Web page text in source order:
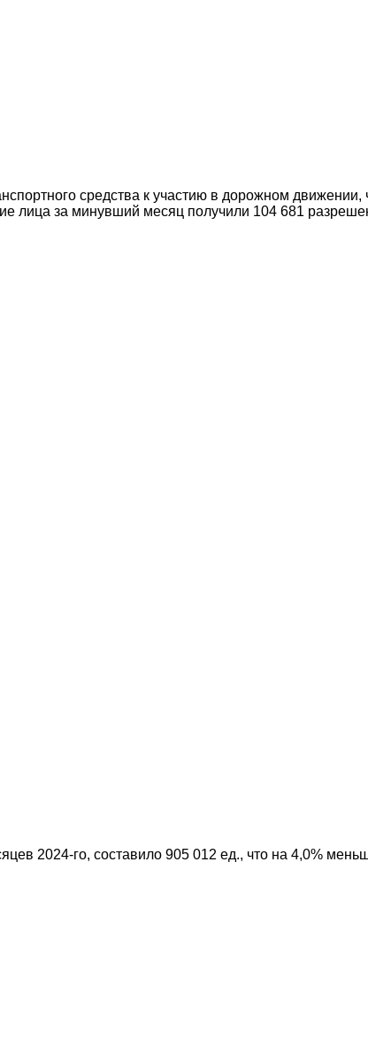
средства к участию в дорожном
лица за минувший месяц получили 104 681
2024-го, составило 905 012 ед., что на 4,0%